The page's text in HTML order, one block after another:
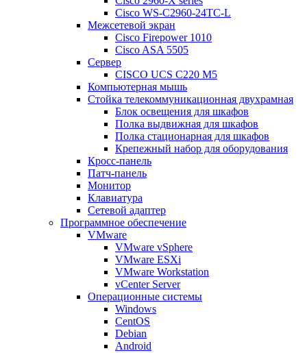
Cisco WS-C2960-24TC-L
Межсетевой экран
Cisco Firepower 1010
Cisco ASA 5505
Сервер
CISCO UCS C220 M5
Компьютерная мышь
Стойка телекоммуникационная двухрамная
Блок освещения для шкафов
Полка выдвижная для шкафов
Полка стационарная для шкафов
Крепежный набор для оборудования
Кросс-панель
Патч-панель
Монитор
Клавиатура
Сетевой адаптер
Программное обеспечение
VMware
VMware vSphere
VMware ESXi
VMware Workstation
vCenter Server
Операционные системы
Windows
CentOS
Debian
Android